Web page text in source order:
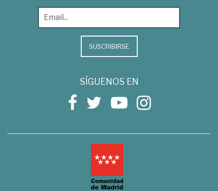
SUSCRIBIRSE
SÍGUENOS EN